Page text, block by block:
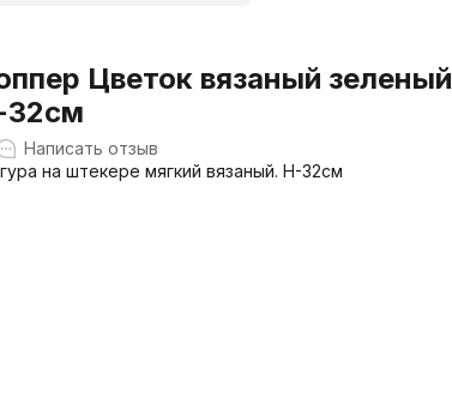
Цветок вязаный зеленый
32см
Написать отзыв
на штекере мягкий вязаный. Н-32см